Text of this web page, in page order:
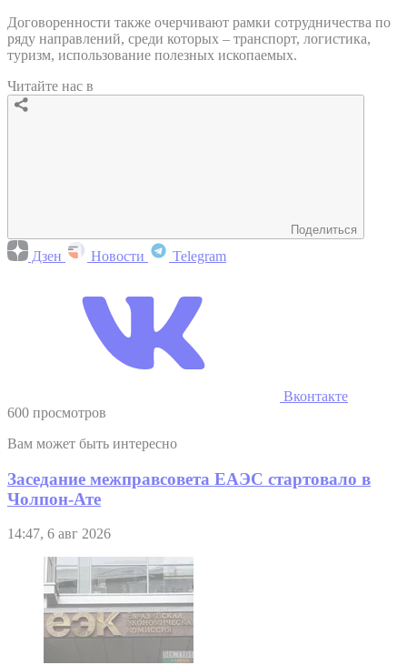
Договоренности также очерчивают рамки сотрудничества по
ряду направлений, среди которых – транспорт, логистика,
туризм, использование полезных ископаемых.
Читайте нас в
Поделиться
Дзен Новости Telegram
Вконтакте
600 просмотров
Вам может быть интересно
Заседание межправсовета ЕАЭС стартовало в
Чолпон-Ате
14:47, 6 авг 2026